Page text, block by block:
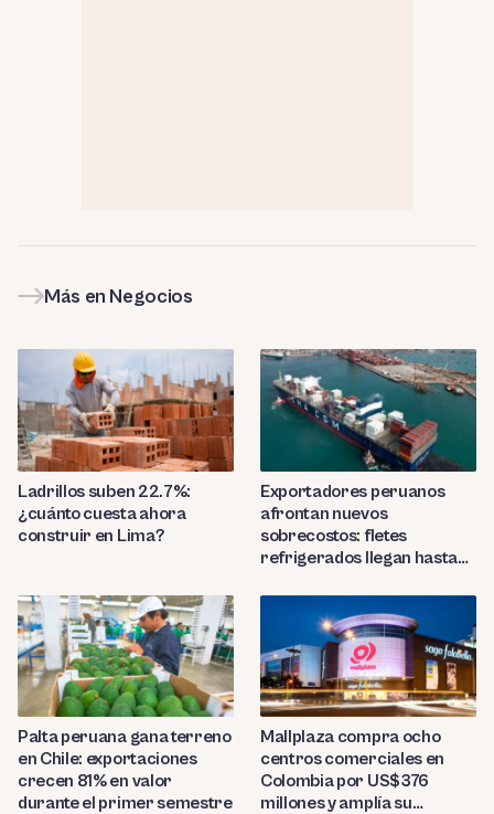
Más en Negocios
Ladrillos suben 22.7%:
¿cuánto cuesta ahora
construir en Lima?
Exportadores peruanos
afrontan nuevos
sobrecostos: fletes
refrigerados llegan hasta
Palta peruana gana terreno
en Chile: exportaciones
crecen 81% en valor
durante el primer semestre
Mallplaza compra ocho
centros comerciales en
Colombia por US$376
millones y amplía su